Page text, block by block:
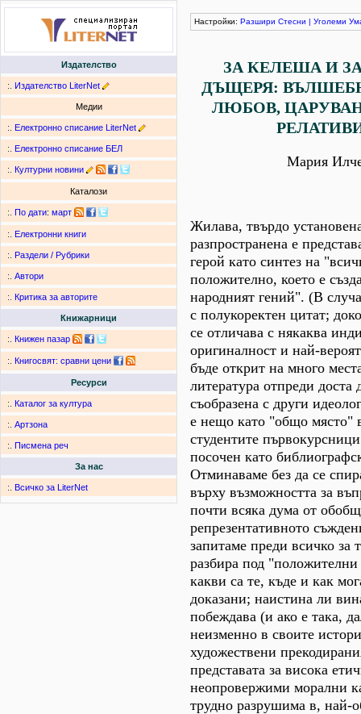
Издателство
:. Издателство LiterNet
Медии
:. Електронно списание LiterNet
:. Електронно списание БЕЛ
:. Културни новини
Каталози
:. По дати: март
:. Електронни книги
:. Раздели / Рубрики
:. Автори
:. Критика за авторите
Книжарници
:. Книжен пазар
:. Книгосвят: сравни цени
Ресурси
:. Каталог за култура
:. Артзона
:. Писмена реч
За нас
:. Всичко за LiterNet
Настройки: Разшири Стесни | Уголеми
ЗА КЕЛЕША И
ДЪЩЕРЯ:
ЛЮБОВ,
Мария
Жилава, твърдо
разпространена е
герой като синтез на
положително, което е
народният гений". (В
с полукоректен цитат;
се отличава с някаква
оригиналност и най-
бъде открит на много
литература отпреди доста
съобразена с други
е нещо като "общо място"
студентите
посочен като
Отминаваме без да се
върху възможността за
почти всяка дума от
репрезентативното
запитаме преди всичко за
разбира под "положителни
какви са те, къде и как
доказани; наистина ли
побеждава (и ако е така,
неизменно в своите
художествени
представата за висока
неопровержими морални
трудно разрушима в, най-